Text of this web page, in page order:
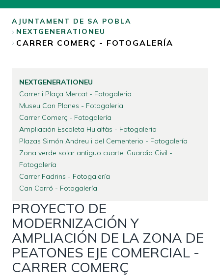
Noticias
Què
fer?
NextGenerationEU
SOBRESCRIBIR
AYUDA
A
LA
NAVEGACIÓN
AJUNTAMENT DE SA POBLA
NEXTGENERATIONEU
CARRER COMERÇ - FOTOGALERÍA
NEXTGENERATIONEU
Carrer i Plaça Mercat - Fotogaleria
Museu Can Planes - Fotogaleria
Carrer Comerç - Fotogalería
Ampliación Escoleta Huialfàs - Fotogalería
Plazas Simón Andreu i del Cementerio - Fotogalería
Zona verde solar antiguo cuartel Guardia Civil -
Fotogalería
Carrer Fadrins - Fotogalería
Can Corró - Fotogalería
PROYECTO DE
MODERNIZACIÓN Y
AMPLIACIÓN DE LA ZONA DE
PEATONES EJE COMERCIAL -
CARRER COMERÇ